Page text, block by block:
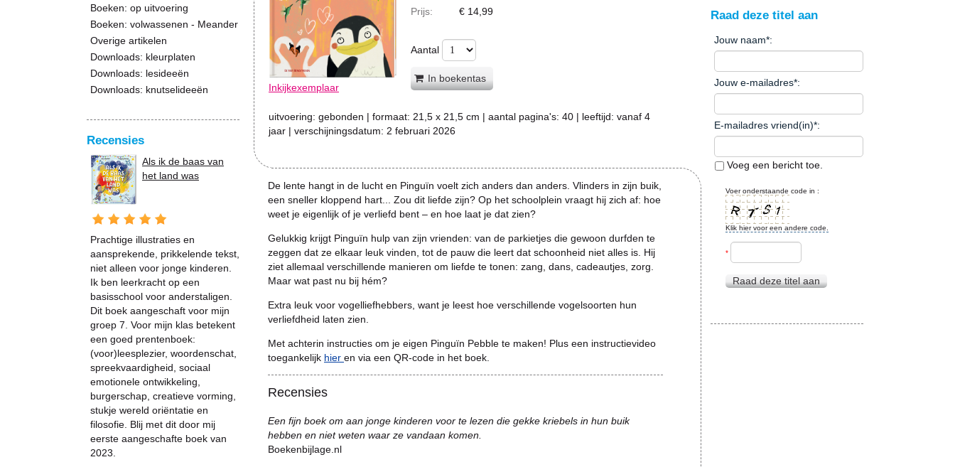
Inkijkexemplaar
Prijs:
€ 14,99
Aantal
In boekentas
uitvoering: gebonden | formaat: 21,5 x 21,5 cm | aantal pagina's: 40 | leeftijd: vanaf 4
jaar | verschijningsdatum: 2 februari 2026
De lente hangt in de lucht en Pinguïn voelt zich anders dan anders. Vlinders in zijn buik,
een sneller kloppend hart... Zou dit liefde zijn? Op het schoolplein vraagt hij zich af: hoe
weet je eigenlijk of je verliefd bent – en hoe laat je dat zien?
Gelukkig krijgt Pinguïn hulp van zijn vrienden: van de parkietjes die gewoon durfden te
zeggen dat ze elkaar leuk vinden, tot de pauw die leert dat schoonheid niet alles is. Hij
ziet allemaal verschillende manieren om liefde te tonen: zang, dans, cadeautjes, zorg.
Maar wat past nu bij hém?
Extra leuk voor vogelliefhebbers, want je leest hoe verschillende vogelsoorten hun
verliefdheid laten zien.
Met achterin instructies om je eigen Pinguïn Pebble te maken! Plus een instructievideo
toegankelijk hier en via een QR-code in het boek.
Recensies
Een fijn boek om aan jonge kinderen voor te lezen die gekke kriebels in hun buik
hebben en niet weten waar ze vandaan komen.
Boekenbijlage.nl
Boeken: op uitvoering
Boeken: volwassenen - Meander
Overige artikelen
Downloads: kleurplaten
Downloads: lesideeën
Downloads: knutselideeën
Recensies
Als ik de baas van
het land was
Prachtige illustraties en
aansprekende, prikkelende tekst,
niet alleen voor jonge kinderen.
Ik ben leerkracht op een
basisschool voor anderstaligen.
Dit boek aangeschaft voor mijn
groep 7. Voor mijn klas betekent
een goed prentenboek:
(voor)leesplezier, woordenschat,
spreekvaardigheid, sociaal
emotionele ontwikkeling,
burgerschap, creatieve vorming,
stukje wereld oriëntatie en
filosofie. Blij met dit door mij
eerste aangeschafte boek van
2023.
Raad deze titel aan
Jouw naam*:
Jouw e-mailadres*:
E-mailadres vriend(in)*:
Voeg een bericht toe.
Voer onderstaande code in :
Klik hier voor een andere code.
*
Raad deze titel aan